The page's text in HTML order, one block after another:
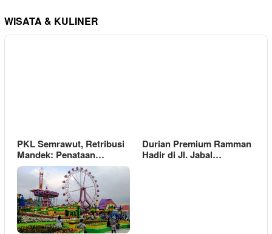
WISATA & KULINER
PKL Semrawut, Retribusi
Mandek: Penataan…
Durian Premium Ramman
Hadir di Jl. Jabal…